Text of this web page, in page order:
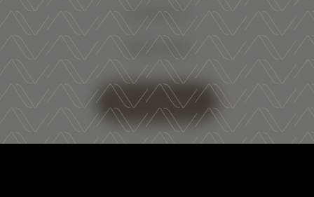
CONTACTS
PRESS AREA
SHOP ONLINE